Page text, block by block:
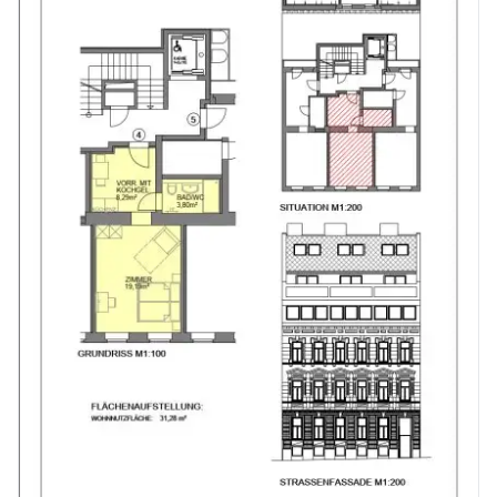
Zahlen, Daten, kalkulierte Werte | Beispielwohnung
* Wohnfläche: 34,44 m²
* Kaufpreis: € 235.611,- netto (zzgl. 20% USt.)
* Monatliche Miete: € 906,- netto
* Rendite: 4,34 %
Kaufpreise
Netto-Kaufpreis* ab € 180.000,- (zzgl. 20 % USt.)
Möbel- und Einrichtungspaket ist NICHT im Kaufpreis enthalten. Die Preise sind beim jeweiligen Objekt angeführt.
Alle verfügbaren Wohnungen finden Sie unter: www.accenta-immo.at/sen35 [https://www.accenta-immo.at/sen35]
-------------
Rechtlicher Hinweis:
Alle Angaben beruhen auf Vergangenheitswerten und Annahmen; sie stellen keine Garantie für zukünftige Entwicklungen dar. Sämtliche Bilder, Visualisierungen, Pläne und KI-generierte Darstellungen, die in den Inseraten verwendet werden, dienen ausschließlich als Referenz. Die gezeigte Einrichtung und Fotos sind beispielhaft und können von der tatsächlichen Ausstattung oder dem Layout abweichen. Alle Angaben beruhen auf Informationen des Verkäufers.
Noch nichts gefunden? Wir informieren Sie über geeignete Immobilienangebote noch vor allen anderen.
Legen Sie jetzt Ihren individuellen Suchagenten unter folgendem Link an. Wir schicken Ihnen passende Immobilien exklusiv vorab zu.
Suchagent anlegen [https://accenta-immobilien.service.immo/registrieren/de] - https://accenta-immobilien.service.immo/registrieren/de